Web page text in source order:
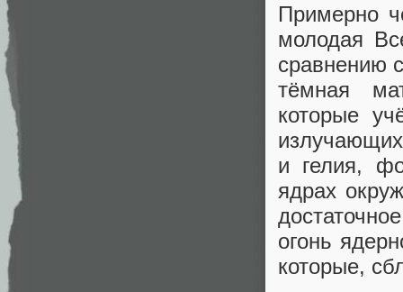
Примерно
молодая
сравнению
тёмная
которые
излучающих
и гелия,
ядрах
огонь
которые,